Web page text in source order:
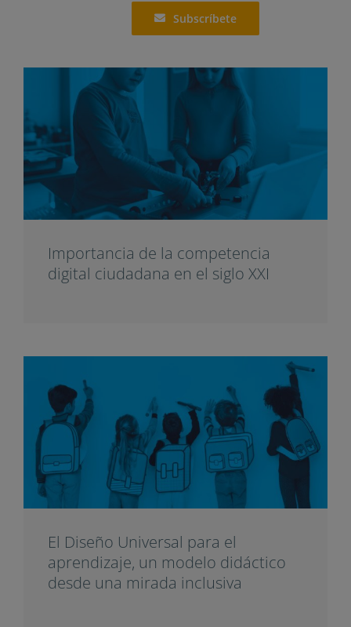
Subscríbete
Importancia de la competencia
digital ciudadana en el siglo XXI
El Diseño Universal para el
aprendizaje, un modelo didáctico
desde una mirada inclusiva